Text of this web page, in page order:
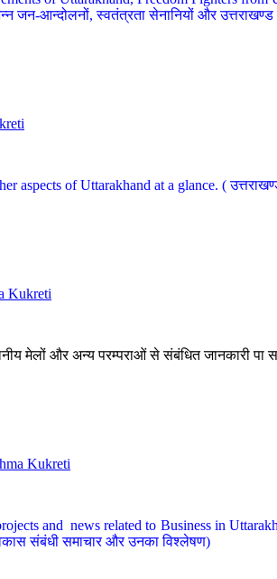
जन-आन्दोलनों, स्वतंत्रता सेनानियों और
aspects of Uttarakhand at a glance. (
Kukreti
मेलों और अन्य परम्पराओं से संबंधित जानकारी पा
Kukreti
and news related to Business in
संबंधी समाचार और उनका विश्लेषण)